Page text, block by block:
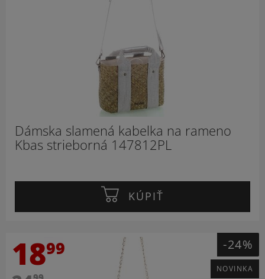
Dámska slamená kabelka na rameno
Kbas strieborná 147812PL
KÚPIŤ
1899 -24%
NOVINKA